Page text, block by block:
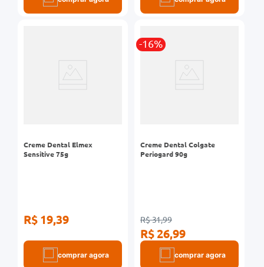
Creme Dental Elmex
Sensitive 75g
R$ 19,39
comprar agora
-16%
Creme Dental Colgate
Periogard 90g
R$ 31,99
R$ 26,99
comprar agora